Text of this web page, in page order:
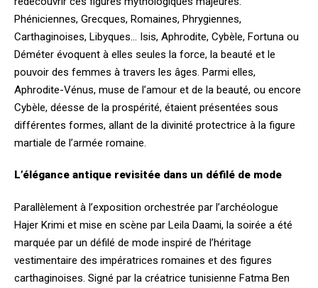
Phéniciennes, Grecques, Romaines, Phrygiennes,
Carthaginoises, Libyques… Isis, Aphrodite, Cybèle, Fortuna ou
Déméter évoquent à elles seules la force, la beauté et le
pouvoir des femmes à travers les âges. Parmi elles,
Aphrodite-Vénus, muse de l’amour et de la beauté, ou encore
Cybèle, déesse de la prospérité, étaient présentées sous
différentes formes, allant de la divinité protectrice à la figure
martiale de l’armée romaine.
L’élégance antique revisitée dans un défilé de mode
Parallèlement à l’exposition orchestrée par l’archéologue
Hajer Krimi et mise en scène par Leila Daami, la soirée a été
marquée par un défilé de mode inspiré de l’héritage
vestimentaire des impératrices romaines et des figures
carthaginoises. Signé par la créatrice tunisienne Fatma Ben